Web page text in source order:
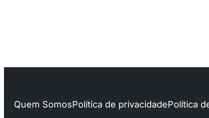
Quem SomosPolítica de privacidadePolítica